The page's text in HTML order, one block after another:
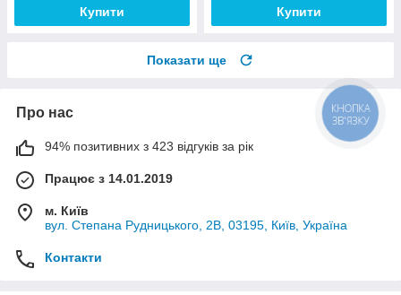
Купити Купити
Показати ще
Про нас
94% позитивних з 423 відгуків за рік
Працює з 14.01.2019
м. Київ
вул. Степана Рудницького, 2В, 03195, Київ, Україна
Контакти
КНОПКА
ЗВ'ЯЗКУ